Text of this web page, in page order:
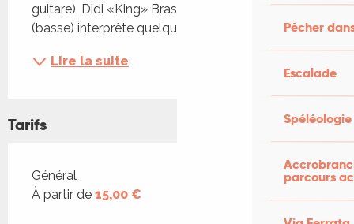
Pêcher
Escalade
Spéléologie
parcours
guitare), Didi «King» Brassac (batterie) et Mitch
(basse) interprète quelques-uns...
Lire la suite
Tarifs
Tarifs 2026
Général
À partir de 15,00 €